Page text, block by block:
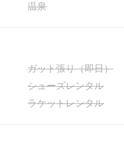
温泉
ガット張り（即日）
シューズレンタル
ラケットレンタル